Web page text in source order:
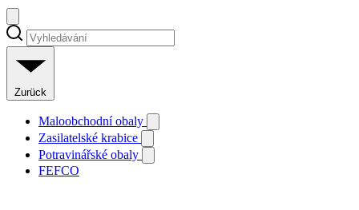
Zurück
Maloobchodní obaly
Zasilatelské krabice
Potravinářské obaly
FEFCO